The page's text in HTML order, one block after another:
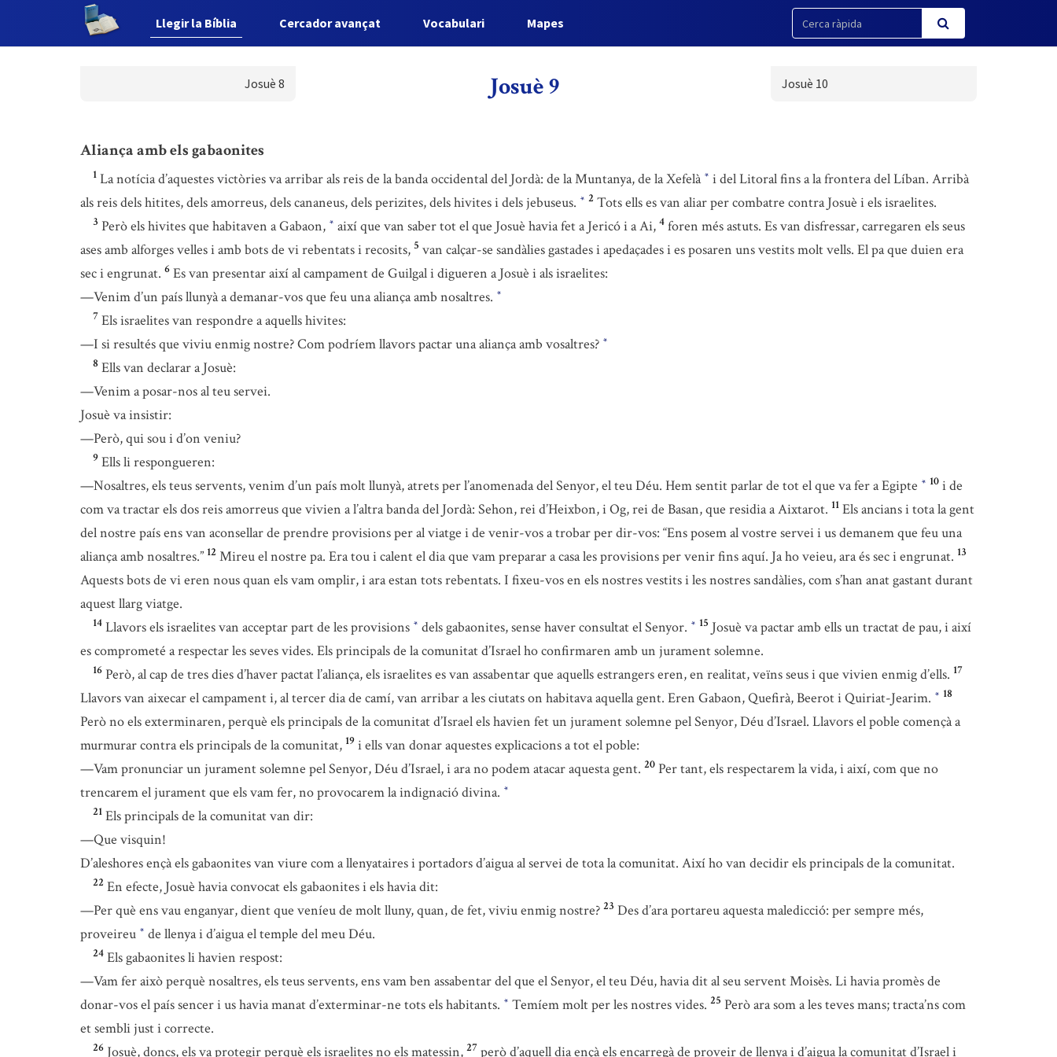
Llegir la Bíblia Cercador avançat Vocabulari Mapes
Josuè 8 Josuè 9 Josuè 10
Aliança amb els gabaonites
1 La notícia d’aquestes victòries va arribar als reis de la banda occidental del Jordà: de la Muntanya, de la Xefelà * i del Litoral fins a la frontera del Líban. Arribà
als reis dels hitites, dels amorreus, dels cananeus, dels perizites, dels hivites i dels jebuseus. * 2 Tots ells es van aliar per combatre contra Josuè i els israelites.
3 Però els hivites que habitaven a Gabaon, * així que van saber tot el que Josuè havia fet a Jericó i a Ai, 4 foren més astuts. Es van disfressar, carregaren els seus
ases amb alforges velles i amb bots de vi rebentats i recosits, 5 van calçar-se sandàlies gastades i apedaçades i es posaren uns vestits molt vells. El pa que duien era
sec i engrunat. 6 Es van presentar així al campament de Guilgal i digueren a Josuè i als israelites:
—Venim d’un país llunyà a demanar-vos que feu una aliança amb nosaltres. *
7 Els israelites van respondre a aquells hivites:
—I si resultés que viviu enmig nostre? Com podríem llavors pactar una aliança amb vosaltres? *
8 Ells van declarar a Josuè:
—Venim a posar-nos al teu servei.
Josuè va insistir:
—Però, qui sou i d’on veniu?
9 Ells li respongueren:
—Nosaltres, els teus servents, venim d’un país molt llunyà, atrets per l’anomenada del Senyor, el teu Déu. Hem sentit parlar de tot el que va fer a Egipte * 10 i de
com va tractar els dos reis amorreus que vivien a l’altra banda del Jordà: Sehon, rei d’Heixbon, i Og, rei de Basan, que residia a Aixtarot. 11 Els ancians i tota la gent
del nostre país ens van aconsellar de prendre provisions per al viatge i de venir-vos a trobar per dir-vos: “Ens posem al vostre servei i us demanem que feu una
aliança amb nosaltres.” 12 Mireu el nostre pa. Era tou i calent el dia que vam preparar a casa les provisions per venir fins aquí. Ja ho veieu, ara és sec i engrunat. 13
Aquests bots de vi eren nous quan els vam omplir, i ara estan tots rebentats. I fixeu-vos en els nostres vestits i les nostres sandàlies, com s’han anat gastant durant
aquest llarg viatge.
14 Llavors els israelites van acceptar part de les provisions * dels gabaonites, sense haver consultat el Senyor. * 15 Josuè va pactar amb ells un tractat de pau, i així
es comprometé a respectar les seves vides. Els principals de la comunitat d’Israel ho confirmaren amb un jurament solemne.
16 Però, al cap de tres dies d’haver pactat l’aliança, els israelites es van assabentar que aquells estrangers eren, en realitat, veïns seus i que vivien enmig d’ells. 17
Llavors van aixecar el campament i, al tercer dia de camí, van arribar a les ciutats on habitava aquella gent. Eren Gabaon, Quefirà, Beerot i Quiriat-Jearim. * 18
Però no els exterminaren, perquè els principals de la comunitat d’Israel els havien fet un jurament solemne pel Senyor, Déu d’Israel. Llavors el poble començà a
murmurar contra els principals de la comunitat, 19 i ells van donar aquestes explicacions a tot el poble:
—Vam pronunciar un jurament solemne pel Senyor, Déu d’Israel, i ara no podem atacar aquesta gent. 20 Per tant, els respectarem la vida, i així, com que no
trencarem el jurament que els vam fer, no provocarem la indignació divina. *
21 Els principals de la comunitat van dir:
—Que visquin!
D’aleshores ençà els gabaonites van viure com a llenyataires i portadors d’aigua al servei de tota la comunitat. Així ho van decidir els principals de la comunitat.
22 En efecte, Josuè havia convocat els gabaonites i els havia dit:
—Per què ens vau enganyar, dient que veníeu de molt lluny, quan, de fet, viviu enmig nostre? 23 Des d’ara portareu aquesta maledicció: per sempre més,
proveireu * de llenya i d’aigua el temple del meu Déu.
24 Els gabaonites li havien respost:
—Vam fer això perquè nosaltres, els teus servents, ens vam ben assabentar del que el Senyor, el teu Déu, havia dit al seu servent Moisès. Li havia promès de
donar-vos el país sencer i us havia manat d’exterminar-ne tots els habitants. * Temíem molt per les nostres vides. 25 Però ara som a les teves mans; tracta’ns com
et sembli just i correcte.
26 Josuè, doncs, els va protegir perquè els israelites no els matessin, 27 però d’aquell dia ençà els encarregà de proveir de llenya i d’aigua la comunitat d’Israel i